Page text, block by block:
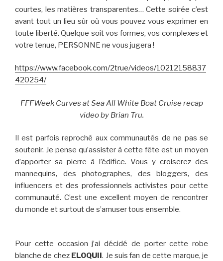
courtes, les matières transparentes… Cette soirée c’est
avant tout un lieu sûr où vous pouvez vous exprimer en
toute liberté. Quelque soit vos formes, vos complexes et
votre tenue, PERSONNE ne vous jugera !
https://www.facebook.com/2true/videos/10212158837
420254/
FFFWeek Curves at Sea All White Boat Cruise recap
video by Brian Tru.
Il est parfois reproché aux communautés de ne pas se
soutenir. Je pense qu’assister à cette fête est un moyen
d’apporter sa pierre à l’édifice. Vous y croiserez des
mannequins, des photographes, des bloggers, des
influencers et des professionnels activistes pour cette
communauté. C’est une excellent moyen de rencontrer
du monde et surtout de s’amuser tous ensemble.
Pour cette occasion j’ai décidé de porter cette robe
blanche de chez ELOQUII. Je suis fan de cette marque, je